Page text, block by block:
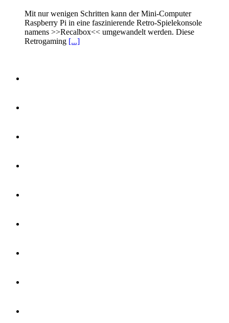
Mit nur wenigen Schritten kann der Mini-Computer
Raspberry Pi in eine faszinierende Retro-Spielekonsole
namens >>Recalbox<< umgewandelt werden. Diese
Retrogaming [...]